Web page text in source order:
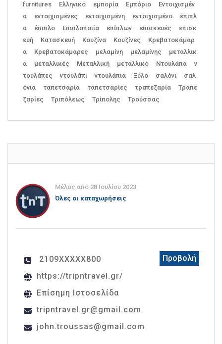
furnitures
Ελληνικό εμπορία Εμπόριο
Εντοιχισμέν
α
εντοιχισμένες εντοιχισμένη εντοιχισμένο
έπιπλ
α
έπιπλο Επιπλοποιία επίπλων επισκευές
επισκ
ευή
Κατασκευή Κουζίνα Κουζίνες
Κρεβατοκάμαρ
α
Κρεβατοκάμαρες μελαμίνη μελαμίνης
μεταλλικ
ά
μεταλλικές Μεταλλική μεταλλικό Ντουλάπα
ν
τουλάπες
ντουλάπι ντουλάπια Ξύλο σαλόνι
σαλ
όνια
ταπετσαρία ταπετσαρίες τραπεζαρία
Τραπε
ζαρίες
Τριπόλεως Τρίπολης Τρούσσας
Μέλος από 28 Ιουλίου 2023
Όλες οι καταχωρήσεις
2109XXXXX800
Προβολή
https://tripntravel.gr/
Επίσημη Ιστοσελίδα
tripntravel.gr@gmail.com
john.troussas@gmail.com